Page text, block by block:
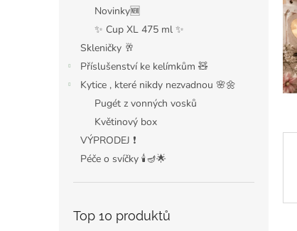
Novinky🆕
✨ Cup XL 475 ml ✨
Skleničky 🥂
Příslušenství ke kelímkům 🧸
Kytice , které nikdy nezvadnou 🌸🌼
Pugét z vonných vosků
Květinový box
VÝPRODEJ ❗️
Péče o svíčky 🕯️🪔🌟
Top 10 produktů